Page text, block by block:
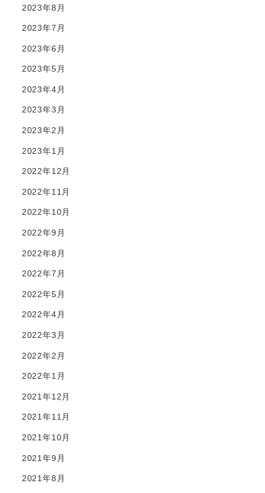
2023年8月
2023年7月
2023年6月
2023年5月
2023年4月
2023年3月
2023年2月
2023年1月
2022年12月
2022年11月
2022年10月
2022年9月
2022年8月
2022年7月
2022年5月
2022年4月
2022年3月
2022年2月
2022年1月
2021年12月
2021年11月
2021年10月
2021年9月
2021年8月